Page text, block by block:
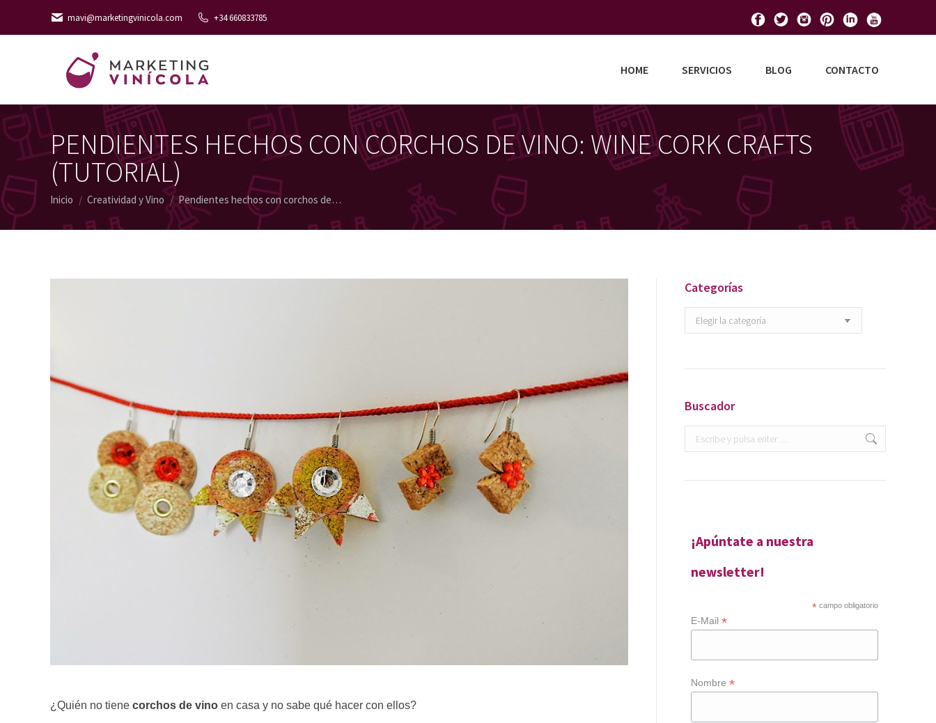
mavi@marketingvinicola.com +34 660833785
HOME SERVICIOS BLOG CONTACTO
PENDIENTES HECHOS CON CORCHOS DE VINO: WINE CORK CRAFTS
(TUTORIAL)
Estás aquí:
Inicio Creatividad y Vino Pendientes hechos con corchos de…
¿Quién no tiene corchos de vino en casa y no sabe qué hacer con ellos?
Categorías
Categorías
Buscador
Buscar:
¡Apúntate a nuestra
newsletter!
*campo obligatorio
E-Mail *
Nombre *